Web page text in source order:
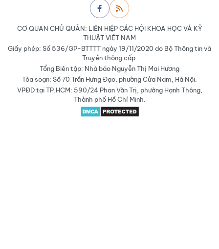
CƠ QUAN CHỦ QUẢN: LIÊN HIỆP CÁC HỘI KHOA HỌC VÀ KỸ
THUẬT VIỆT NAM
Giấy phép: Số 536/GP-BTTTT ngày 19/11/2020 do Bộ Thông tin và
Truyền thông cấp.
Tổng Biên tập: Nhà báo Nguyễn Thị Mai Hương
Tòa soạn: Số 70 Trần Hưng Đạo, phường Cửa Nam, Hà Nội.
VPĐD tại TP.HCM: 590/24 Phan Văn Trị, phường Hạnh Thông,
Thành phố Hồ Chí Minh.